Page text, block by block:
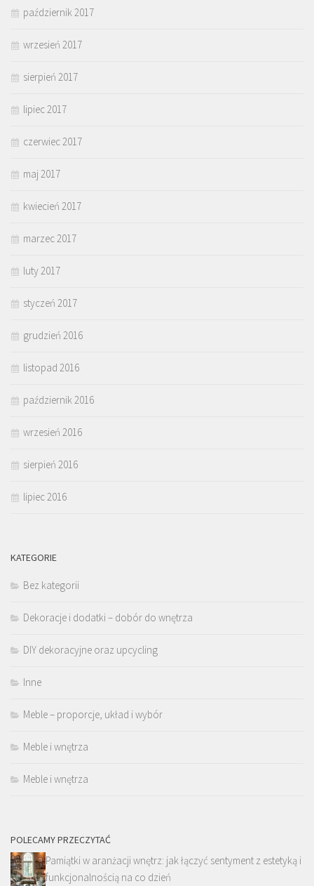
październik 2017
wrzesień 2017
sierpień 2017
lipiec 2017
czerwiec 2017
maj 2017
kwiecień 2017
marzec 2017
luty 2017
styczeń 2017
grudzień 2016
listopad 2016
październik 2016
wrzesień 2016
sierpień 2016
lipiec 2016
KATEGORIE
Bez kategorii
Dekoracje i dodatki – dobór do wnętrza
DIY dekoracyjne oraz upcycling
Inne
Meble – proporcje, układ i wybór
Meble i wnętrza
Meble i wnętrza
POLECAMY PRZECZYTAĆ
Pamiątki w aranżacji wnętrz: jak łączyć sentyment z estetyką i
funkcjonalnością na co dzień